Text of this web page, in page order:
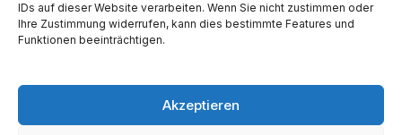
IDs auf dieser Website verarbeiten. Wenn Sie nicht zustimmen oder
Ihre Zustimmung widerrufen, kann dies bestimmte Features und
Funktionen beeinträchtigen.
Akzeptieren